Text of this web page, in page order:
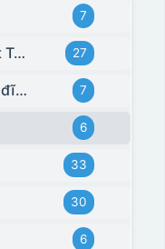
7
Cốc sứ cafe kèm đĩa Bát Tràng 27
Cốc sứ cafe không kèm đĩa kê Bát Tràng 7
6
33
30
6